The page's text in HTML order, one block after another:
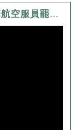
李思怡 律師_教育訓練_從華航空服員罷工淺談我國罷工權之行使